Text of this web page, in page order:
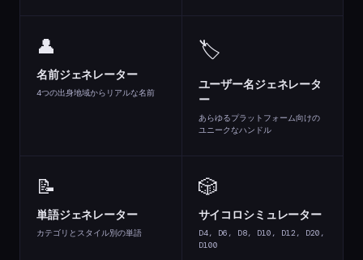
👤
名前ジェネレーター
4つの出身地域からリアルな名前
🏷️
ユーザー名ジェネレータ
ー
あらゆるプラットフォーム向けの
ユニークなハンドル
📝
単語ジェネレーター
カテゴリとスタイル別の単語
🎲
サイコロシミュレーター
D4, D6, D8, D10, D12, D20,
D100